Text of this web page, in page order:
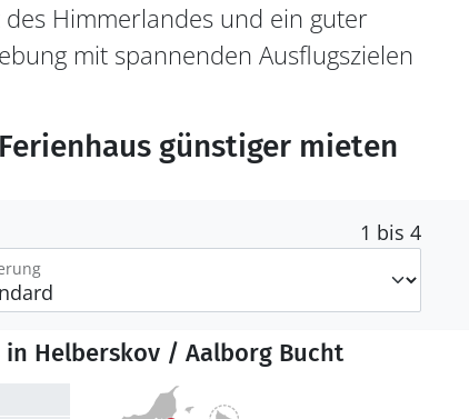
Himmerlandes und ein guter
mit spannenden Ausflugszielen
günstiger mieten
1 bis 4
in Helberskov / Aalborg Bucht